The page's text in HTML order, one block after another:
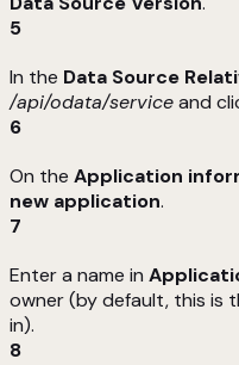
5
In the Data Source
/api/odata/serviceand
6
On the Application
new application.
7
Enter a name in
owner (by default, this is
in).
8